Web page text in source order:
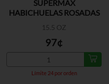
SUPERMAX
HABICHUELAS ROSADAS
15.5 OZ
Límite 24 por orden
97¢